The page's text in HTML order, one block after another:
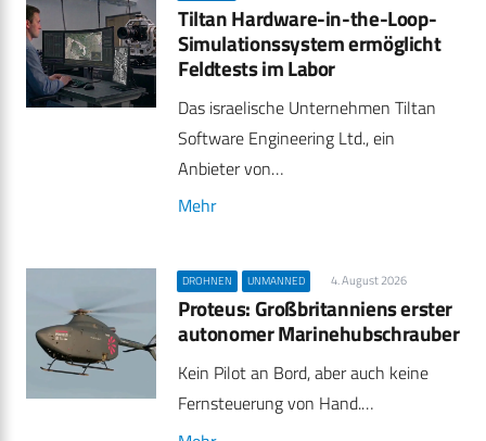
Tiltan Hardware-in-the-Loop-
Simulationssystem ermöglicht
Feldtests im Labor
Das israelische Unternehmen Tiltan
Software Engineering Ltd., ein
Anbieter von…
Mehr
DROHNEN UNMANNED 4. August 2026
Proteus: Großbritanniens erster
autonomer Marinehubschrauber
Kein Pilot an Bord, aber auch keine
Fernsteuerung von Hand.…